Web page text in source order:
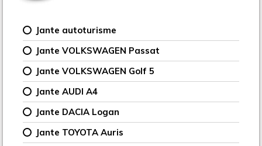
Jante autoturisme
Jante VOLKSWAGEN Passat
Jante VOLKSWAGEN Golf 5
Jante AUDI A4
Jante DACIA Logan
Jante TOYOTA Auris